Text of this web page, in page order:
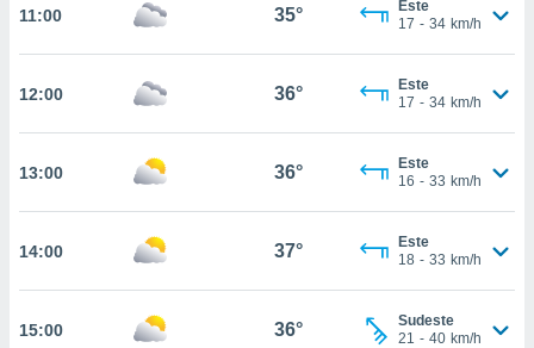
site
de que
não
o
11:00 35°
Este
17 - 34 km/h
12:00 36°
Este
17 - 34 km/h
13:00 36°
Este
16 - 33 km/h
14:00 37°
Este
18 - 33 km/h
15:00 36°
Sudeste
21 - 40 km/h